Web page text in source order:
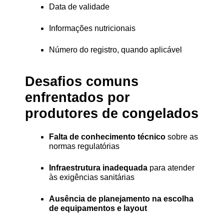
Data de validade
Informações nutricionais
Número do registro, quando aplicável
Desafios comuns
enfrentados por
produtores de congelados
Falta de conhecimento técnico sobre as
normas regulatórias
Infraestrutura inadequada para atender
às exigências sanitárias
Ausência de planejamento na escolha
de equipamentos e layout